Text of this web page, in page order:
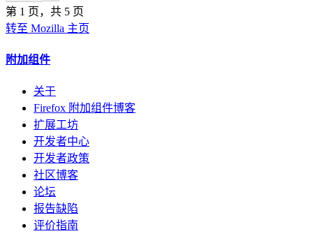
第 1 页，共 5 页
转至 Mozilla 主页
附加组件
关于
Firefox 附加组件博客
扩展工坊
开发者中心
开发者政策
社区博客
论坛
报告缺陷
评价指南